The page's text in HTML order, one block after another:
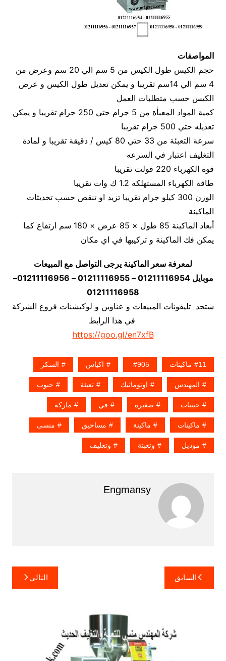
المواصفات
حجم الكيس طول الكيس من 5 سم الي 20 سم وعرض من
4 سم الي 14سم تقريبا و يمكن تعديل طول الكيس و عرض
الكيس حسب متطلبات العمل
كمية المواد المعبأة من 5 جرام حتي 250 جرام تقريبا و يمكن
تعديله حتي 500 جرام تقريبا
سرعة التعبئة من 33 حتي 80 كيس / دقيقة تقريبا و لمادة
التغليف اعتبار في السرعه
قوة الكهرباء 220 فولت تقريبا
طاقة الكهرباء المستهلكه 1.2 ك وات تقريبا
الوزن 300 كيلو جرام تقريبا تزيد او تنقص حسب تحديثات
الماكينة
أبعاد الماكينة 85 طول × 85 عرض × 180 سم ارتفاع كما
يمكن فك الماكينة و تركيبها في اي مكان
لمعرفة سعر الماكينة يرجى التواصل مع المبيعات
موبايل 01211116954 – 01211116955 – 01211116956–
01211116958
ستجد تليفونات المبيعات و عناوين و لوكيشنات فروع الشركة
في هذا الرابط
https://goo.gl/en7xfB
11ماكينات 905 اكياس السكر
المهندس اوتوماتيك تعبئة حبوب
حبيبات صغيرة في ماركة
ماكينات ماكينة مساحيق منسى
موديل وتعبئة وتغليف
Engmansy
تصفّح
المقالات
السابق التالي